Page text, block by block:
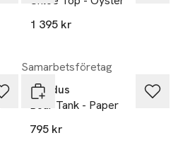
1 395 kr
Samarbetsföretag
Residus
Boar Tank - Paper
795 kr